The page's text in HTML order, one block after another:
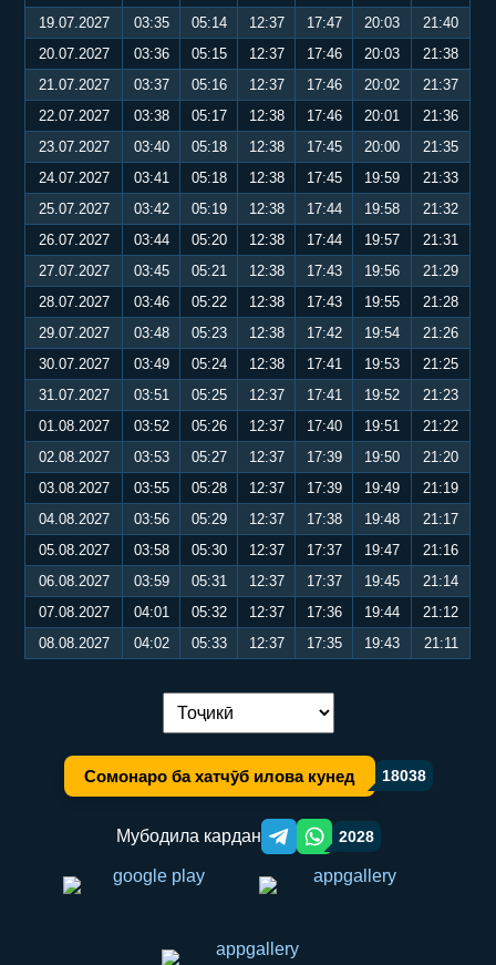
19.07.2027
03:35 05:14 12:37 17:47 20:03
21:40
20.07.2027
03:36 05:15 12:37 17:46 20:03
21:38
21.07.2027
03:37 05:16 12:37 17:46 20:02
21:37
22.07.2027
03:38 05:17 12:38 17:46 20:01
21:36
23.07.2027
03:40 05:18 12:38 17:45 20:00
21:35
24.07.2027
03:41 05:18 12:38 17:45 19:59
21:33
25.07.2027
03:42 05:19 12:38 17:44 19:58
21:32
26.07.2027
03:44 05:20 12:38 17:44 19:57
21:31
27.07.2027
03:45 05:21 12:38 17:43 19:56
21:29
28.07.2027
03:46 05:22 12:38 17:43 19:55
21:28
29.07.2027
03:48 05:23 12:38 17:42 19:54
21:26
30.07.2027
03:49 05:24 12:38 17:41 19:53
21:25
31.07.2027
03:51 05:25 12:37 17:41 19:52
21:23
01.08.2027
03:52 05:26 12:37 17:40 19:51
21:22
02.08.2027
03:53 05:27 12:37 17:39 19:50
21:20
03.08.2027
03:55 05:28 12:37 17:39 19:49
21:19
04.08.2027
03:56 05:29 12:37 17:38 19:48
21:17
05.08.2027
03:58 05:30 12:37 17:37 19:47
21:16
06.08.2027
03:59 05:31 12:37 17:37 19:45
21:14
07.08.2027
04:01 05:32 12:37 17:36 19:44
21:12
08.08.2027
04:02 05:33 12:37 17:35 19:43 21:11
Иваз кардани забон:
Сомонаро ба хатчӯб илова кунед 18038
Мубодила кардан Telegram orqali ulashish
WhatsApp orqali ulashish
2028